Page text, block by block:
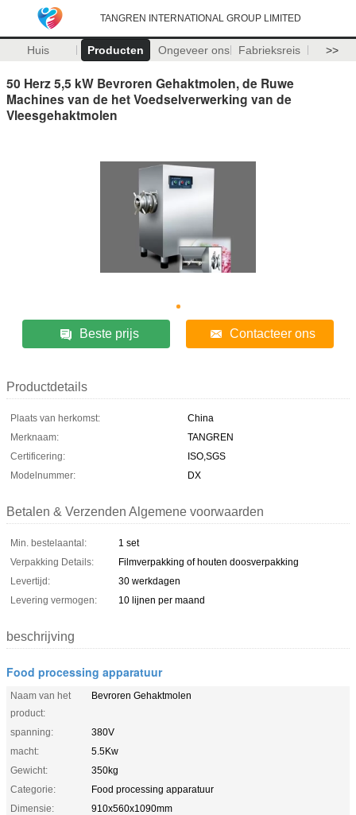
TANGREN INTERNATIONAL GROUP LIMITED
Huis Producten Ongeveer ons Fabrieksreis >>
50 Herz 5,5 kW Bevroren Gehaktmolen, de Ruwe
Machines van de het Voedselverwerking van de
Vleesgehaktmolen
Beste prijs Contacteer ons
Productdetails
Plaats van herkomst:
China
Merknaam:
TANGREN
Certificering:
ISO,SGS
Modelnummer:
DX
Betalen & Verzenden Algemene voorwaarden
Min. bestelaantal:
1 set
Verpakking Details:
Filmverpakking of houten doosverpakking
Levertijd:
30 werkdagen
Levering vermogen:
10 lijnen per maand
beschrijving
Food processing apparatuur
Naam van het
product:
Bevroren Gehaktmolen
spanning:
380V
macht:
5.5Kw
Gewicht:
350kg
Categorie:
Food processing apparatuur
Dimensie:
910x560x1090mm